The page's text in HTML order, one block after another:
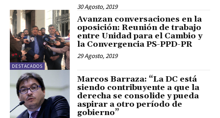
30 Agosto, 2019
DESTACADOS
Avanzan conversaciones en la
oposición: Reunión de trabajo
entre Unidad para el Cambio y
la Convergencia PS-PPD-PR
29 Agosto, 2019
Marcos Barraza: “La DC está
siendo contribuyente a que la
derecha se consolide y pueda
aspirar a otro período de
gobierno”